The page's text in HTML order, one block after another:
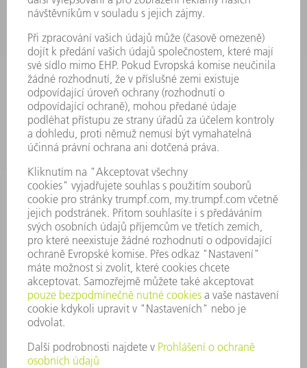
VÝKONOVÁ ELEKTRONIKA
ELEKTRICKÉ NÁŘADÍ
SMART FACTORY
SOFTWARE
SERVIS
POUŽITÍ
ODVĚTVÍ
SPOLEČNOST
KARIÉRA
PRACOVNÍ NABÍDKY
PROFIL PODNIKU
VÝROČNÍ ZPRÁVA
ZÁSADY SPOLEČNOSTI
SHODA
SYSTÉM UPOZORŇOVAČŮ
SECURITY
TISKOVÉ ZPRÁVY
MAGAZÍN
UDRŽITELNOST
ŽIVOTNÍ PROSTŘEDÍ & KLIMA
SOCIÁLNÍ TÉMA & SPOLEČNOST
VEDENÍ FIRMY